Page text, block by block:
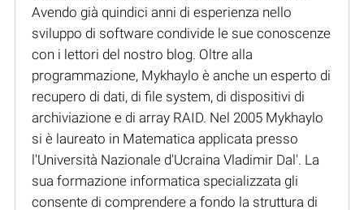
Avendo già quindici anni di esperienza nello
sviluppo di software condivide le sue conoscenze
con i lettori del nostro blog. Oltre alla
programmazione, Mykhaylo è anche un esperto di
recupero di dati, di file system, di dispositivi di
archiviazione e di array RAID. Nel 2005 Mykhaylo
si è laureato in Matematica applicata presso
l'Università Nazionale d'Ucraina Vladimir Dal'. La
sua formazione informatica specializzata gli
consente di comprendere a fondo la struttura di